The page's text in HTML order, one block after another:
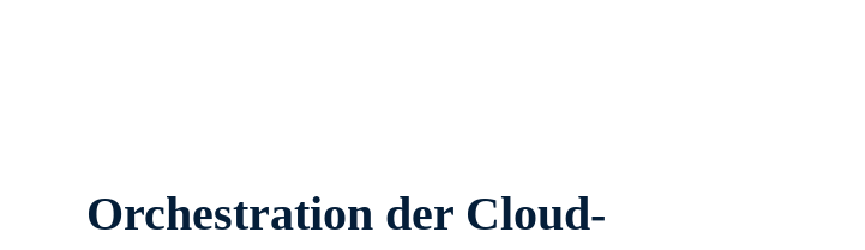
Orchestration der Cloud-